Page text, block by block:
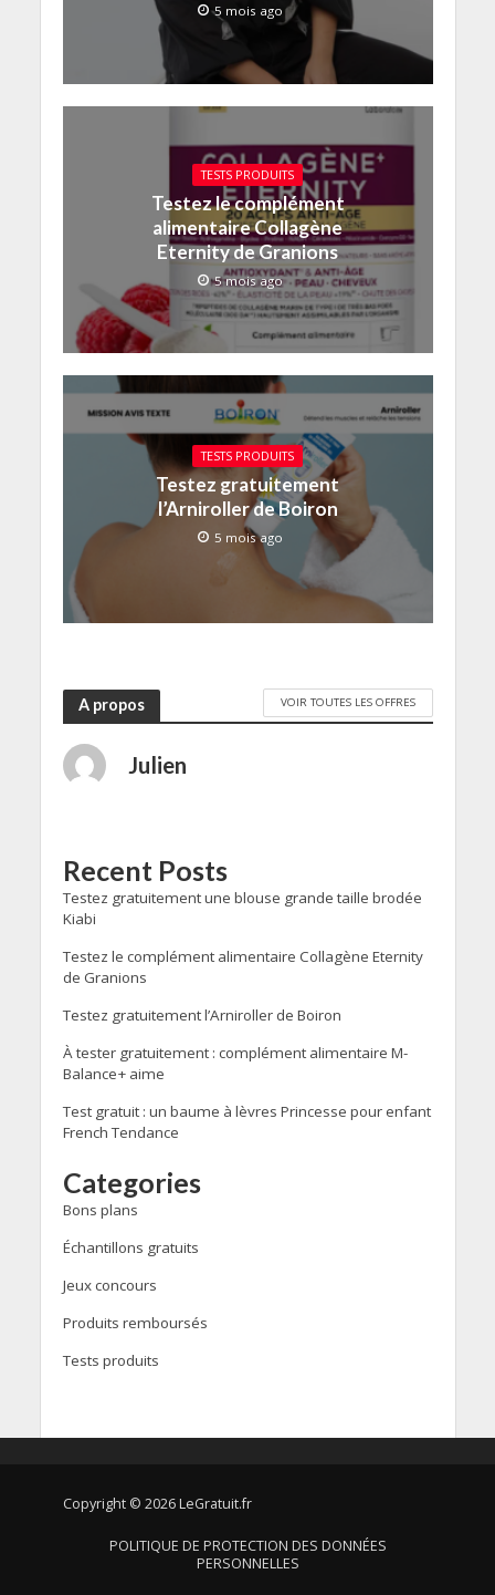
5 mois ago
TESTS PRODUITS
Testez le complément
alimentaire Collagène
Eternity de Granions
5 mois ago
TESTS PRODUITS
Testez gratuitement
l’Arniroller de Boiron
5 mois ago
A propos VOIR TOUTES LES OFFRES
Julien
Recent Posts
Testez gratuitement une blouse grande taille brodée
Kiabi
Testez le complément alimentaire Collagène Eternity
de Granions
Testez gratuitement l’Arniroller de Boiron
À tester gratuitement : complément alimentaire M-
Balance+ aime
Test gratuit : un baume à lèvres Princesse pour enfant
French Tendance
Categories
Bons plans
Échantillons gratuits
Jeux concours
Produits remboursés
Tests produits
Copyright © 2026 LeGratuit.fr
POLITIQUE DE PROTECTION DES DONNÉES
PERSONNELLES